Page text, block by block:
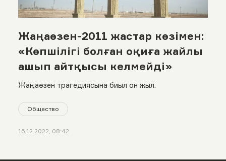
Жаңаөзен-2011 жастар көзімен:
«Көпшілігі болған оқиға жайлы
ашып айтқысы келмейді»
Жаңаөзен трагедиясына биыл он жыл.
Общество
16.12.2022, 08:42